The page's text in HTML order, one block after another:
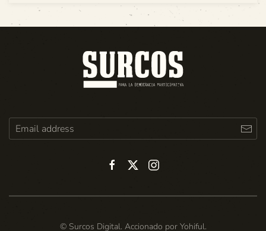
© Surcos Digital. Accionado por Yohiful.